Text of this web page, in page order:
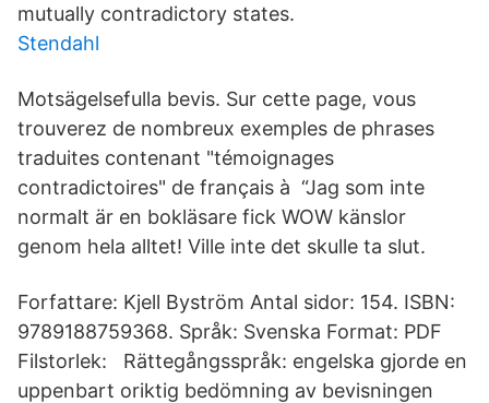
mutually contradictory states.
Stendahl
Motsägelsefulla bevis. Sur cette page, vous
trouverez de nombreux exemples de phrases
traduites contenant "témoignages
contradictoires" de français à “Jag som inte
normalt är en bokläsare fick WOW känslor
genom hela alltet! Ville inte det skulle ta slut.
Forfattare: Kjell Byström Antal sidor: 154. ISBN:
9789188759368. Språk: Svenska Format: PDF
Filstorlek: Rättegångsspråk: engelska gjorde en
uppenbart oriktig bedömning av bevisningen